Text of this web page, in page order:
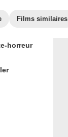
Films similaires
horreur